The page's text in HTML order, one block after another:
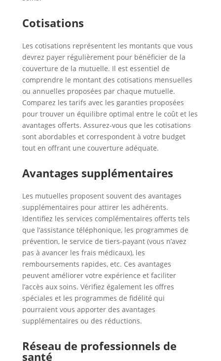
Cotisations
Les cotisations représentent les montants que vous
devrez payer régulièrement pour bénéficier de la
couverture de la mutuelle. Il est essentiel de
comprendre le montant des cotisations mensuelles
ou annuelles proposées par chaque mutuelle.
Comparez les tarifs avec les garanties proposées
pour trouver un équilibre optimal entre le coût et les
avantages offerts. Assurez-vous que les cotisations
sont abordables et correspondent à votre budget
tout en offrant une couverture adéquate.
Avantages supplémentaires
Les mutuelles proposent souvent des avantages
supplémentaires pour attirer les adhérents.
Identifiez les services complémentaires offerts tels
que l’assistance téléphonique, les programmes de
prévention, le service de tiers-payant (vous n’avez
pas à avancer les frais médicaux), les
remboursements rapides, etc. Ces avantages
peuvent améliorer votre expérience et faciliter
l’accès aux soins. Vérifiez également les offres
spéciales et les programmes de fidélité qui
pourraient vous apporter des avantages
supplémentaires ou des réductions.
Réseau de professionnels de
santé